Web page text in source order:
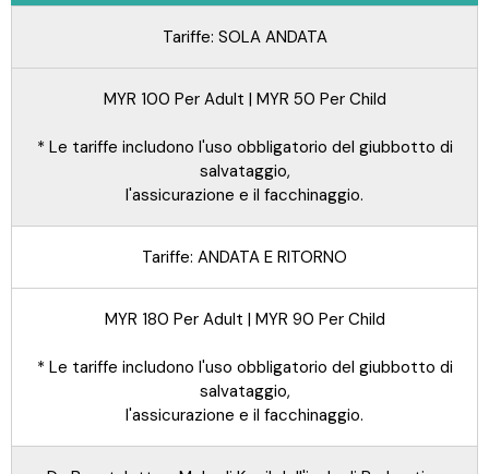
Tariffe: SOLA ANDATA
MYR 100 Per Adult | MYR 50 Per Child
* Le tariffe includono l'uso obbligatorio del giubbotto di
salvataggio,
l'assicurazione e il facchinaggio.
Tariffe: ANDATA E RITORNO
MYR 180 Per Adult | MYR 90 Per Child
* Le tariffe includono l'uso obbligatorio del giubbotto di
salvataggio,
l'assicurazione e il facchinaggio.